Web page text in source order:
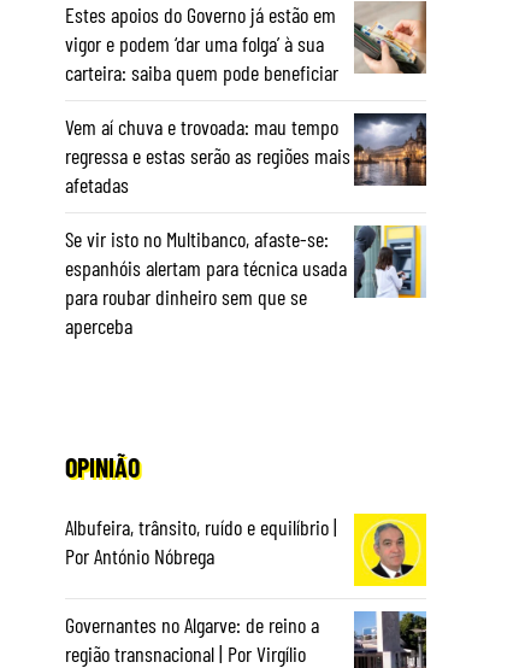
Estes apoios do Governo já estão em
vigor e podem ‘dar uma folga’ à sua
carteira: saiba quem pode beneficiar
Vem aí chuva e trovoada: mau tempo
regressa e estas serão as regiões mais
afetadas
Se vir isto no Multibanco, afaste-se:
espanhóis alertam para técnica usada
para roubar dinheiro sem que se
aperceba
OPINIÃO
Albufeira, trânsito, ruído e equilíbrio |
Por António Nóbrega
Governantes no Algarve: de reino a
região transnacional | Por Virgílio